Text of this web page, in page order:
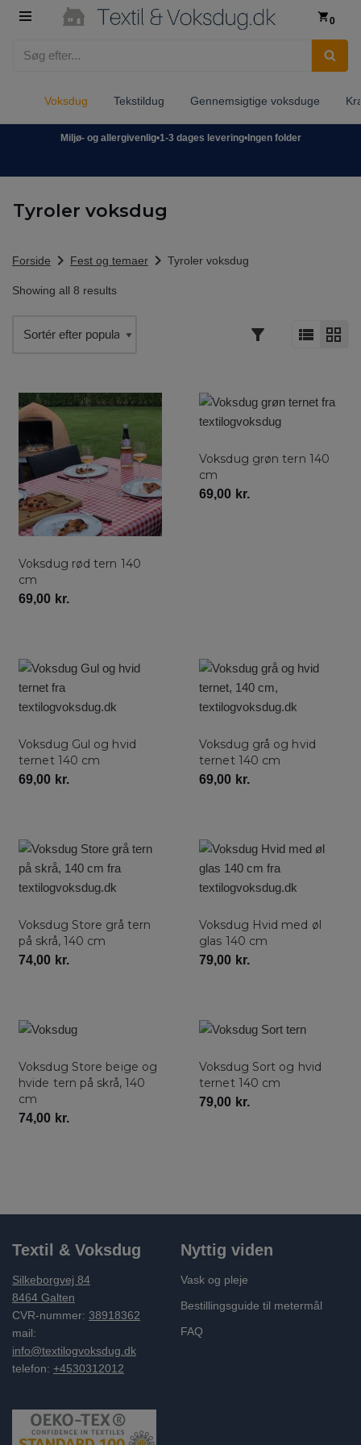
0
Voksdug Tekstildug Gennemsigtige voksduge
Miljø- og allergivenlig•1-3 dages levering•Ingen folder
Tyroler voksdug
Forside chevron_right Fest og temaer chevron_right Tyroler voksdug
Showing all 8 results
Voksdug rød tern 140
cm
69,00 kr.
Voksdug grøn tern 140
cm
69,00 kr.
Voksdug Gul og hvid
ternet 140 cm
69,00 kr.
Voksdug grå og hvid
ternet 140 cm
69,00 kr.
Voksdug Store grå tern
på skrå, 140 cm
74,00 kr.
Voksdug Hvid med øl
glas 140 cm
79,00 kr.
Voksdug Store beige og
hvide tern på skrå, 140
cm
74,00 kr.
Voksdug Sort og hvid
ternet 140 cm
79,00 kr.
Textil & Voksdug
Silkeborgvej 84
8464 Galten
CVR-nummer: 38918362
mail:
info@textilogvoksdug.dk
telefon: +4530312012
Nyttig viden
Vask og pleje
Bestillingsguide til metermål
FAQ